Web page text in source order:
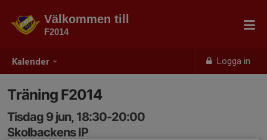
Kalender Logga in
Välkommen till
F2014
Träning F2014
Tisdag 9 jun, 18:30-20:00
Skolbackens IP